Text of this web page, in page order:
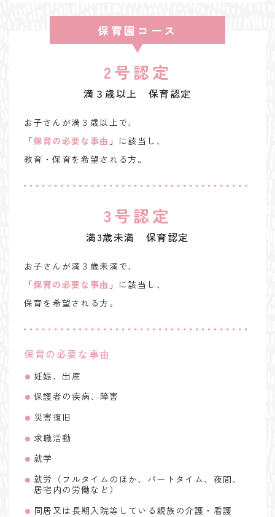
保育園コース
2号認定
満３歳以上 保育認定
お子さんが満３歳以上で、
「保育の必要な事由 」に該当し、
教育・保育を希望される方。
3号認定
満3歳未満 保育認定
お子さんが満３歳未満で、
「保育の必要な事由 」に該当し、
保育を希望される方。
保育の必要な事由
妊娠、出産
保護者の疾病、障害
災害復旧
求職活動
就学
就労（フルタイムのほか、パートタイム、夜間、
居宅内の労働など）
同居又は長期入院等している親族の介護・看護